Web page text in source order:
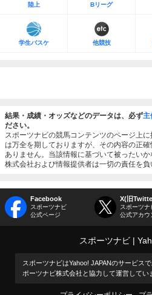
陸上 Bリーグ
学生バスケ 他競技
結果・成績・オッズなどのデータは、必ず主
ださい。
スポーツナビの競馬コンテンツのページ上
は万全を期しておりますが、その内容の正
ありません。当該情報に基づいて被ったい
株式会社および情報提供者は一切の責任を負
Facebook
スポーツナビ
公式ページ
X(旧
スポーツナ
公式アカウ
スポーツナビ
スポーツナビはYahoo! JAPANのサービス
ポーツナビ株式会社と協力して運営してい